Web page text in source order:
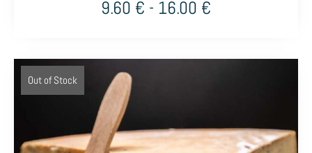
9.60 € - 16.00 €
Out of Stock